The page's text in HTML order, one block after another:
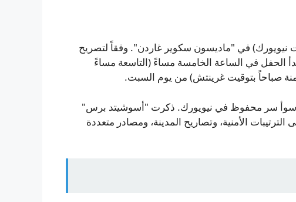
نيويورك) في "ماديسون سكوير غاردن". وفقاً لتصريح
الحفل في الساعة الخامسة مساءً (التاسعة مساءً
صباحاً بتوقيت غرينتش) من يوم السبت.
أسوأ سر محفوظ في نيويورك. ذكرت "أسوشيتد برس"
الأمنية، وتصاريح المدينة، ومصادر متعددة